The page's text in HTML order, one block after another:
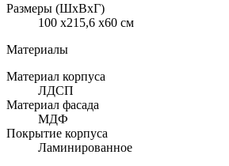
Размеры (ШхВхГ)
100 x215,6 x60 см
Материалы
Материал корпуса
ЛДСП
Материал фасада
МДФ
Покрытие корпуса
Ламинированное